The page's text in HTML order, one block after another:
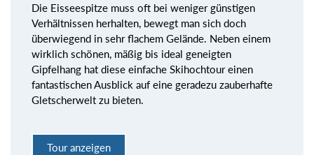
Die Eisseespitze muss oft bei weniger günstigen
Verhältnissen herhalten, bewegt man sich doch
überwiegend in sehr flachem Gelände. Neben einem
wirklich schönen, mäßig bis ideal geneigten
Gipfelhang hat diese einfache Skihochtour einen
fantastischen Ausblick auf eine geradezu zauberhafte
Gletscherwelt zu bieten.
Tour anzeigen